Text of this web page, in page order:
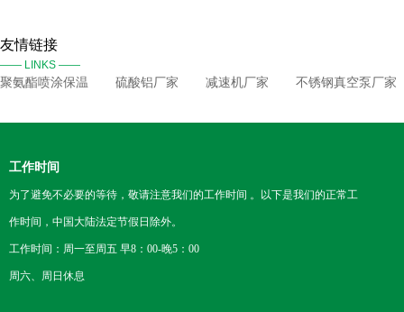
友情链接
—— LINKS ——
聚氨酯喷涂保温 硫酸铝厂家 减速机厂家 不锈钢真空泵厂家
工作时间
为了避免不必要的等待，敬请注意我们的工作时间 。以下是我们的正常工
作时间，中国大陆法定节假日除外。
工作时间：周一至周五 早8：00-晚5：00
周六、周日休息